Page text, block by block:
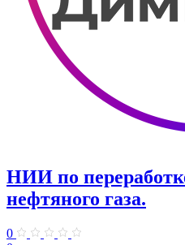
НИИ по
нефтяного газа.
0